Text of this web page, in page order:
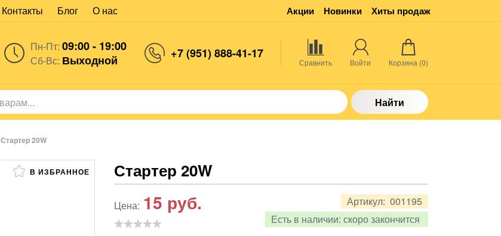
Контакты Блог О нас Акции Новинки Хиты продаж
Пн-Пт: 09:00 - 19:00
Сб-Вс: Выходной +7 (951) 888-41-17
Сравнить Войти Корзина (0)
Найти
Стартер 20W
В ИЗБРАННОЕ Стартер 20W
Артикул: 001195
Есть в наличии: скоро закончится
Цена: 15 руб.